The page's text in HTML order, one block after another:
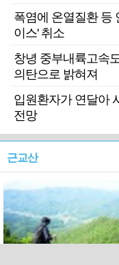
폭염에 온열질환 등
이스' 취소
창녕 중부내륙고속
의탄으로 밝혀져
입원환자가 연달아
전망
근교산